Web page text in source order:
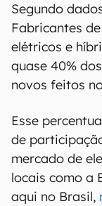
Segundo
Fabricantes
elétricos e
quase 40%
novos feitos
Esse
de
mercado de
locais como a
aqui no Brasil,